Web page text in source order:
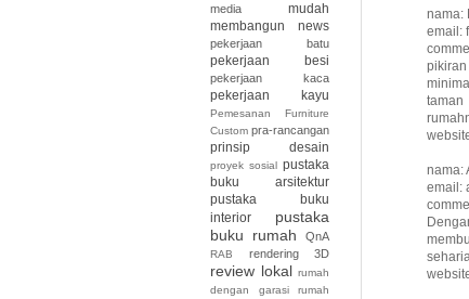
nama:
email:
nama:
email:
media
mudah
membangun
news
pekerjaan batu
pekerjaan besi
pekerjaan kaca
pekerjaan kayu
Pemesanan Furniture
Custom pra-rancangan
prinsip desain
proyek sosial pustaka
buku arsitektur
pustaka buku
interior
pustaka
buku rumah
QnA
RAB rendering 3D
review lokal rumah
dengan garasi
rumah